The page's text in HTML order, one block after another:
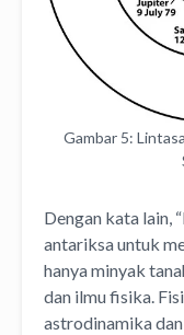
Gambar 5:
Dengan kata lain,
antariksa untuk
hanya minyak
dan ilmu fisika.
astrodinamika